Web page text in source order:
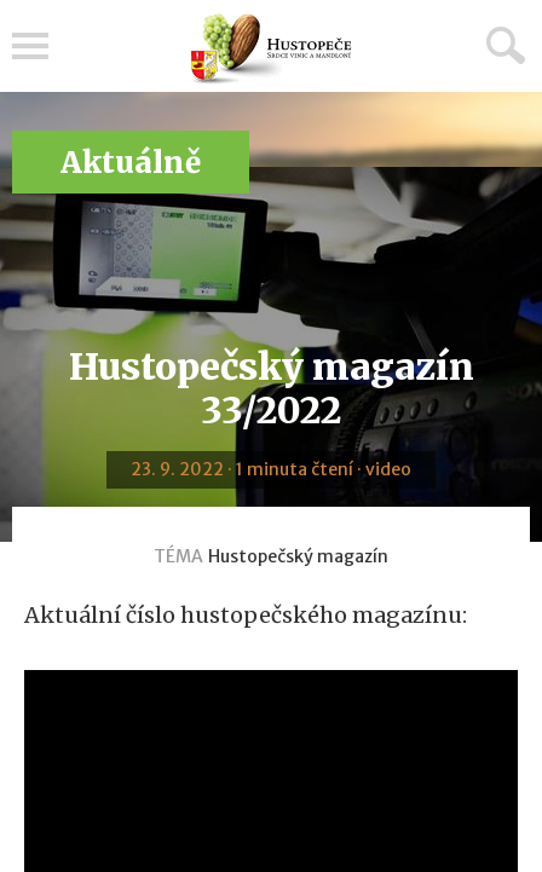
Aktuálně
Hustopečský magazín
33/2022
23. 9. 2022 · 1 minuta čtení · video
TÉMA Hustopečský magazín
Aktuální číslo hustopečského magazínu: